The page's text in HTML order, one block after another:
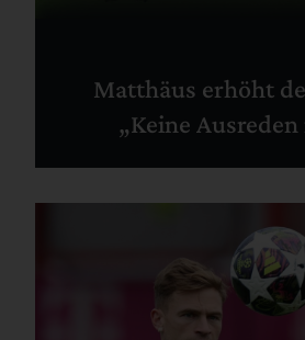
Matthäus erhöht
„Keine